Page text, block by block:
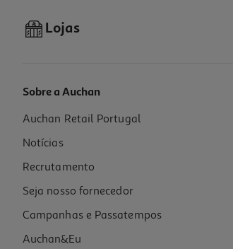
Livro Espreita O Mundo Dos Dinossauros
13.95 €/un
13,95 €
Lojas
Sobre a Auchan
Auchan Retail Portugal
Notícias
Recrutamento
Seja nosso fornecedor
Campanhas e Passatempos
Auchan&Eu